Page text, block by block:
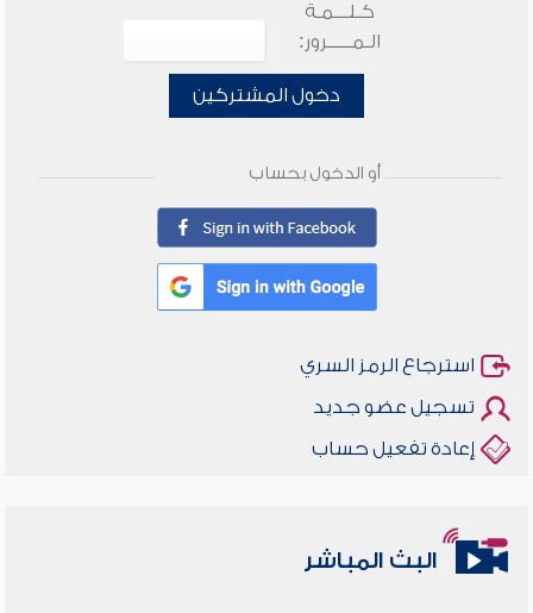
كـلـــمـة
الـمـــــرور:
دخول المشتركين
أو الدخول بحساب
استرجاع الرمز السري
تسجيل عضو جديد
إعادة تفعيل حساب
البث المباشر